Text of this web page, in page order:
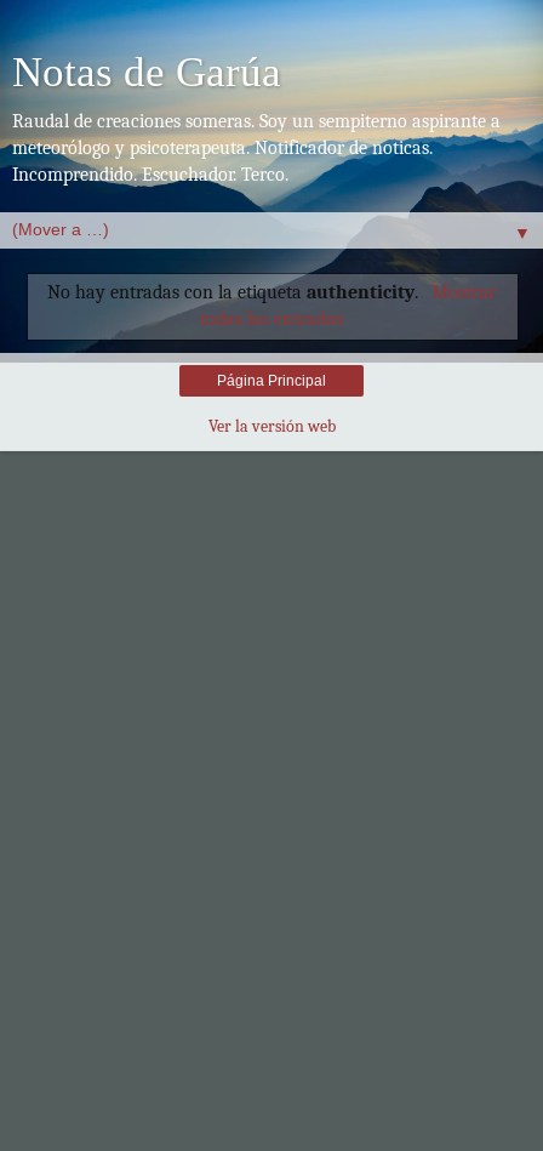
Notas de Garúa
Raudal de creaciones someras. Soy un sempiterno aspirante a
meteorólogo y psicoterapeuta. Notificador de noticas.
Incomprendido. Escuchador. Terco.
▼
No hay entradas con la etiquetaauthenticity.
Mostrar
todas las entradas
Página Principal
Ver la versión web